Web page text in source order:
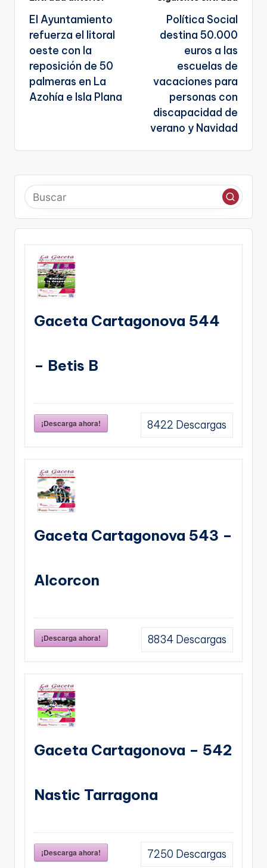
a
te
de
entradas
El Ayuntamiento
refuerza el litoral
oeste con la
reposición de 50
palmeras en La
Azohía e Isla Plana
Política Social
destina 50.000
euros a las
escuelas de
vacaciones para
personas con
discapacidad de
verano y Navidad
Gaceta Cartagonova 544
– Betis B
¡Descarga ahora! 8422 Descargas
Gaceta Cartagonova 543 –
Alcorcon
¡Descarga ahora! 8834 Descargas
Gaceta Cartagonova – 542
Nastic Tarragona
¡Descarga ahora! 7250 Descargas